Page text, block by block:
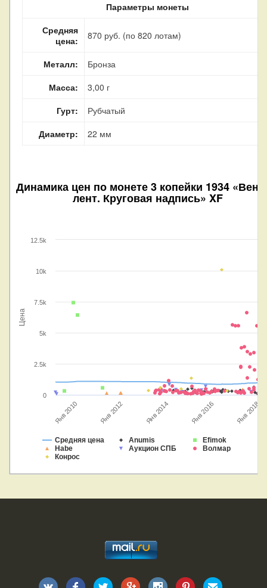
Параметры монеты
Средняя
цена:
870 руб. (по 820 лотам)
Металл:
Бронза
Масса:
3,00 г
Гурт:
Рубчатый
Диаметр:
22 мм
Динамика цен по монете3 копейки 1934
лент. Круговая надпись» XF
Цена
Средняя цена Anumis
Efimok
Habe
Аукцион СПБ
Волмар
Конрос
Янв 2010 Янв 2012 Янв 2014 Янв 2016 Янв 2018
0
2.5k
5k
7.5k
10k
12.5k